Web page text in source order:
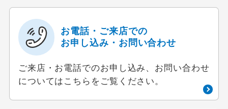
お電話・ご来店での
お申し込み・お問い合わせ
ご来店・お電話でのお申し込み、お問い合わせ
についてはこちらをご覧ください。